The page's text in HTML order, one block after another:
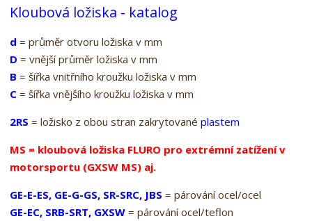
n
Kloubová ložiska - katalog
d = průměr otvoru ložiska v mm
D = vnější průměr ložiska v mm
B = šířka vnitřního kroužku ložiska v mm
C = šířka vnějšího kroužku ložiska v mm
2RS = ložisko z obou stran zakrytovanéplastem
MS = kloubová ložiska FLURO pro extrémní zatížení v
motorsportu (GXSW MS) aj.
GE-E-ES, GE-G-GS, SR-SRC, JBS = párování ocel/ocel
GE-EC, SRB-SRT, GXSW = párování ocel/teflon